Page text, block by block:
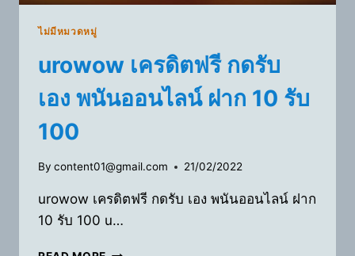
ไม่มีหมวดหมู่
urowow เครดิตฟรี กดรับ
เอง พนันออนไลน์ ฝาก 10 รับ
100
By content01@gmail.com 21/02/2022
urowow เครดิตฟรี กดรับ เอง พนันออนไลน์ ฝาก
10 รับ 100 u…